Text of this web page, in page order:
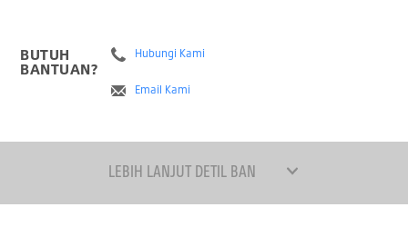
BUTUH
BANTUAN?
Hubungi Kami
Email Kami
LEBIH LANJUT DETIL BAN